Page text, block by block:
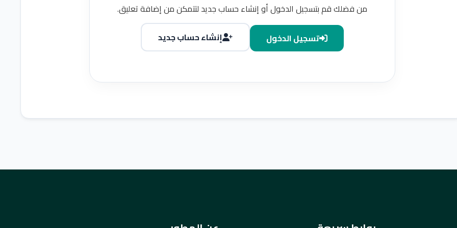
من فضلك قم بتسجيل الدخول أو إنشاء حساب جديد لتتمكن من إضافة تعليق.
تسجيل الدخول
إنشاء حساب جديد